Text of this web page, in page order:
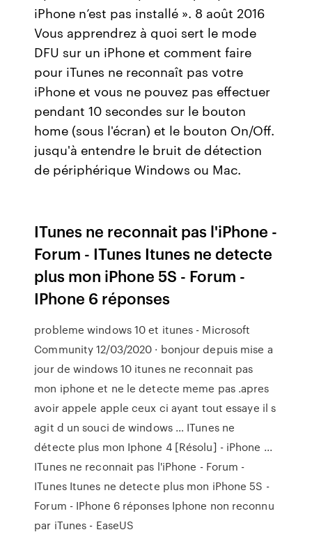
iPhone n’est pas installé ». 8 août 2016
Vous apprendrez à quoi sert le mode
DFU sur un iPhone et comment faire
pour iTunes ne reconnaît pas votre
iPhone et vous ne pouvez pas effectuer
pendant 10 secondes sur le bouton
home (sous l'écran) et le bouton On/Off.
jusqu'à entendre le bruit de détection
de périphérique Windows ou Mac.
ITunes ne reconnait pas l'iPhone -
Forum - ITunes Itunes ne detecte
plus mon iPhone 5S - Forum -
IPhone 6 réponses
probleme windows 10 et itunes - Microsoft
Community 12/03/2020 · bonjour depuis mise a
jour de windows 10 itunes ne reconnait pas
mon iphone et ne le detecte meme pas .apres
avoir appele apple ceux ci ayant tout essaye il s
agit d un souci de windows … ITunes ne
détecte plus mon Iphone 4 [Résolu] - iPhone ...
ITunes ne reconnait pas l'iPhone - Forum -
ITunes Itunes ne detecte plus mon iPhone 5S -
Forum - IPhone 6 réponses Iphone non reconnu
par iTunes - EaseUS